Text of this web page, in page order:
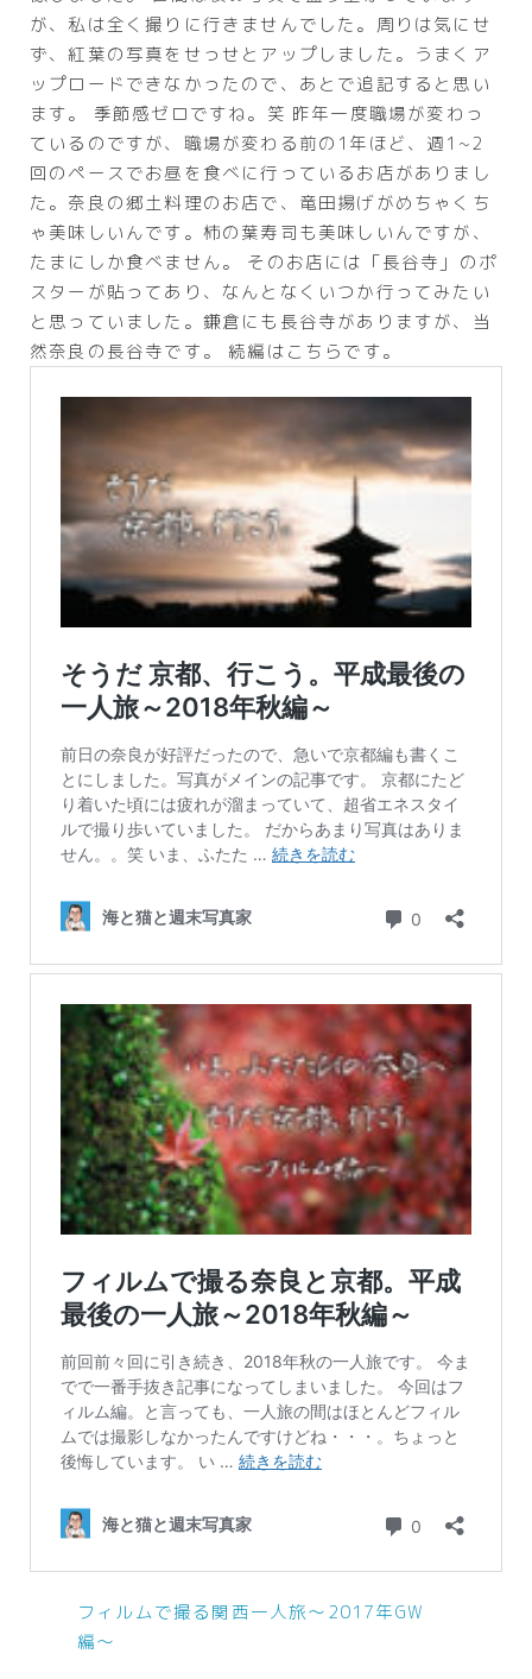
が、私は全く撮りに行きませんでした。周りは気にせ
ず、紅葉の写真をせっせとアップしました。うまくア
ップロードできなかったので、あとで追記すると思い
ます。 季節感ゼロですね。笑 昨年一度職場が変わっ
ているのですが、職場が変わる前の1年ほど、週1~2
回のペースでお昼を食べに行っているお店がありまし
た。奈良の郷土料理のお店で、竜田揚げがめちゃくち
ゃ美味しいんです。柿の葉寿司も美味しいんですが、
たまにしか食べません。 そのお店には「長谷寺」のポ
スターが貼ってあり、なんとなくいつか行ってみたい
と思っていました。鎌倉にも長谷寺がありますが、当
然奈良の長谷寺です。 続編はこちらです。
フィルムで撮る関西一人旅〜2017年GW
編〜